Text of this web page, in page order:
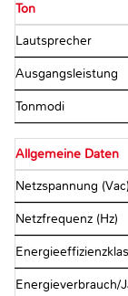
Ton
Lautsprecher
Ausgangsleistung
Tonmodi
Allgemeine Daten
Netzspannung (Vac)
Netzfrequenz (Hz)
Energieverbrauch/